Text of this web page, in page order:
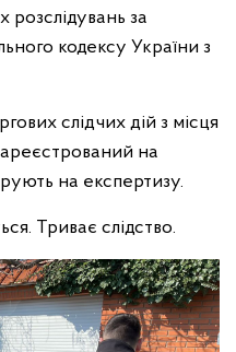
за
кодексу України з
слідчих дій з місця
на
на експертизу.
Триває слідство.